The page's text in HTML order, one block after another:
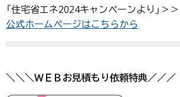
「住宅省エネ2024キャンペーンより」＞＞
公式ホームページはこちらから
＼＼＼ＷＥＢお見積もり依頼特典／／／